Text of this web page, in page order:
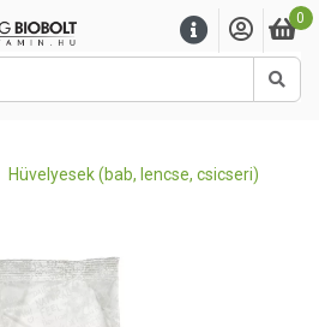
0
Hüvelyesek (bab, lencse, csicseri)